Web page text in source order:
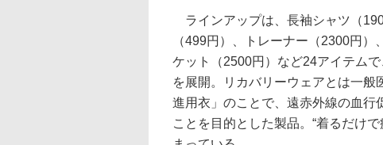
ラインアップは、長袖シャツ（
（499円）、トレーナー（2300円
ケット（2500円）など24アイテム
を展開。リカバリーウェアとは一
進用衣」のことで、遠赤外線の血行
ことを目的とした製品。“着るだけ